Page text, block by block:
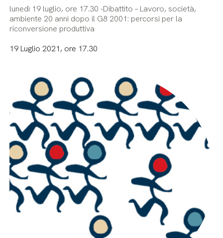
lunedì 19 luglio, ore 17.30 -Dibattito – Lavoro, società,
ambiente 20 anni dopo il G8 2001: percorsi per la
riconversione produttiva
19 Luglio 2021, ore 17.30